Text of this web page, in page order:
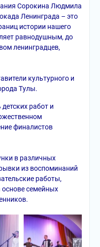
Сорокина Людмила
Ленинграда – это
истории нашего
равнодушным, до
ленинградцев,
культурного и
Тулы.
работ и
финалистов
в различных
из воспоминаний
работы,
основе семейных